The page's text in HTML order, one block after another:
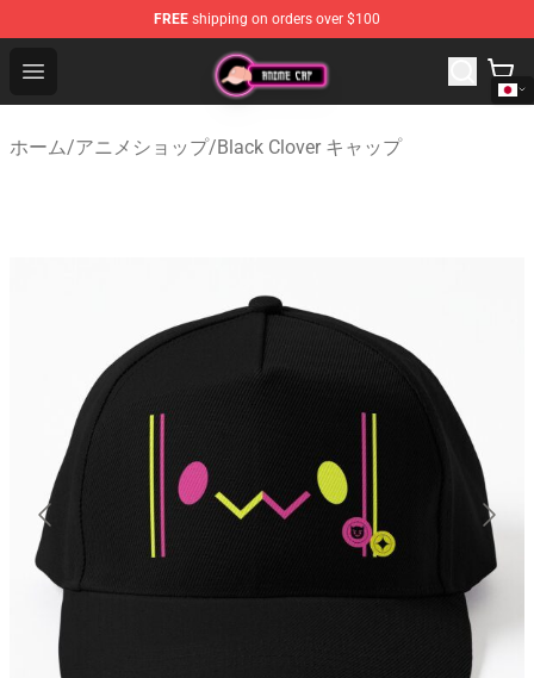
FREE shipping on orders over $100
Open menu
Anime Cap Shop - The Best Store of Anime Cap
ホーム/アニメショップ/Black Clover キャップ